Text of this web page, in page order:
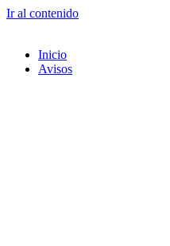
Ir al contenido
Inicio
Avisos